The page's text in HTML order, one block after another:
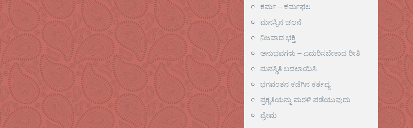
ಕರ್ಮ – ಕರ್ಮಫಲ
ಮನಸ್ಸಿನ ಚಲನೆ
ನಿಜವಾದ ಭಕ್ತಿ
ಅನುಭವಗಳು – ಎದುರಿಸಬೇಕಾದ ರೀತಿ
ಮನಸ್ಥಿತಿ ಬದಲಾಯಿಸಿ
ಭಗವಂತನ ಕಡೆಗಿನ ಕರ್ತವ್ಯ
ಪ್ರಕೃತಿಯನ್ನು ಮರಳಿ ಪಡೆಯುವುದು
ಪ್ರೇಮ